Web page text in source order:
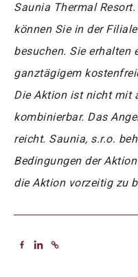
Saunia Thermal
können Sie in der
besuchen. Sie erhalten
ganztägigem
Die Aktion ist nicht mit
kombinierbar. Das
reicht. Saunia, s.r.o.
Bedingungen der
die Aktion vorzeitig zu